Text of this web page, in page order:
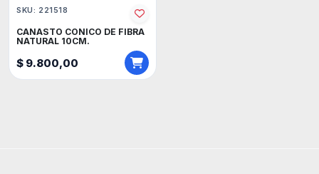
SKU: 221518
CANASTO CONICO DE FIBRA
NATURAL 10CM.
$ 9.800,00